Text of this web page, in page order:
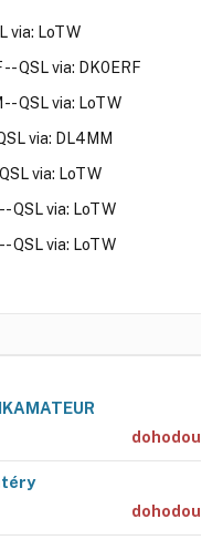
via: LoTW
QSL via: DK0ERF
QSL via: LoTW
via: DL4MM
via: LoTW
QSL via: LoTW
QSL via: LoTW
dohodou
dohodou